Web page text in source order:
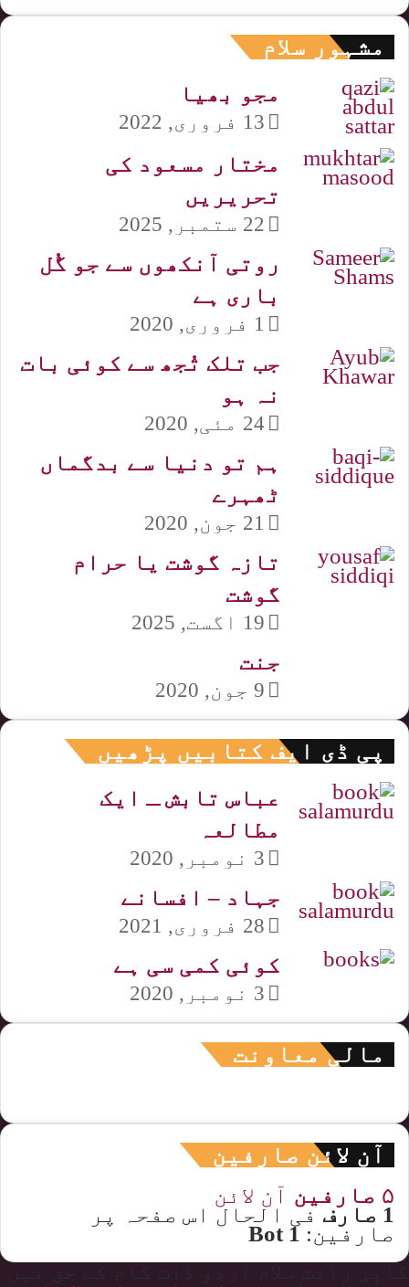
مشہور سلام
مجو بھیا
13 فروری, 2022
مختار مسعود کی
تحریریں
22 ستمبر, 2025
روتی آنکھوں سے جو گُل
باری ہے
1 فروری, 2020
جب تلک تُجھ سے کوئی بات
نہ ہو
24 مئی, 2020
ہم تو دنیا سے بدگماں
ٹھہرے
21 جون, 2020
تازہ گوشت یا حرام
گوشت
19 اگست, 2025
جنت
9 جون, 2020
پی ڈی ایف کتابیں پڑھیں
عباس تابش ـ ایک
مطالعہ
3 نومبر, 2020
جہاد – افسانے
28 فروری, 2021
کوئی کمی سی ہے
3 نومبر, 2020
مالی معاونت
آن لائن صارفین
۵ صارفین آن لائن
1 صارف فی الحال اس صفحہ پر
صارفین: 1 Bot